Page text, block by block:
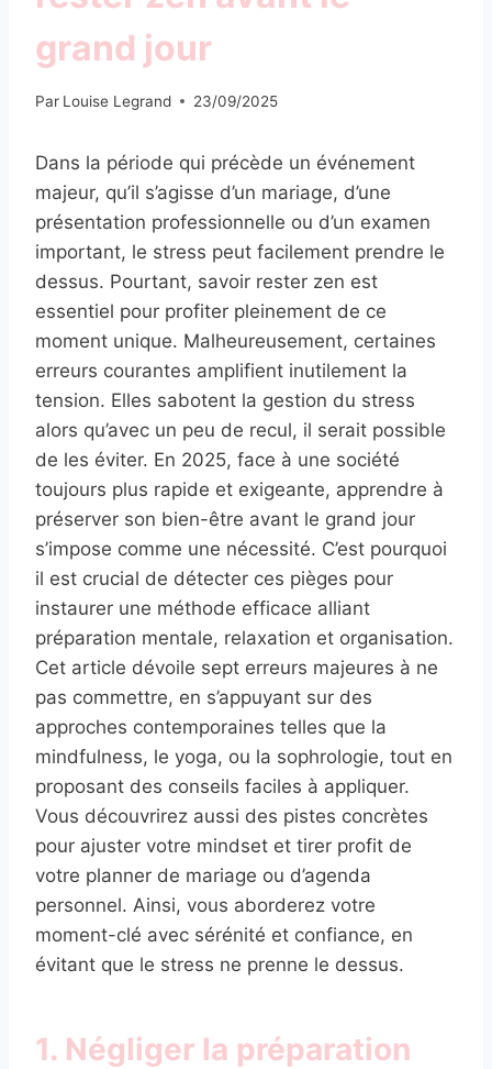
grand jour
Par Louise Legrand 23/09/2025
Dans la période qui précède un événement
majeur, qu’il s’agisse d’un mariage, d’une
présentation professionnelle ou d’un examen
important, le stress peut facilement prendre le
dessus. Pourtant, savoir rester zen est
essentiel pour profiter pleinement de ce
moment unique. Malheureusement, certaines
erreurs courantes amplifient inutilement la
tension. Elles sabotent la gestion du stress
alors qu’avec un peu de recul, il serait possible
de les éviter. En 2025, face à une société
toujours plus rapide et exigeante, apprendre à
préserver son bien-être avant le grand jour
s’impose comme une nécessité. C’est pourquoi
il est crucial de détecter ces pièges pour
instaurer une méthode efficace alliant
préparation mentale, relaxation et organisation.
Cet article dévoile sept erreurs majeures à ne
pas commettre, en s’appuyant sur des
approches contemporaines telles que la
mindfulness, le yoga, ou la sophrologie, tout en
proposant des conseils faciles à appliquer.
Vous découvrirez aussi des pistes concrètes
pour ajuster votre mindset et tirer profit de
votre planner de mariage ou d’agenda
personnel. Ainsi, vous aborderez votre
moment-clé avec sérénité et confiance, en
évitant que le stress ne prenne le dessus.
1. Négliger la préparation